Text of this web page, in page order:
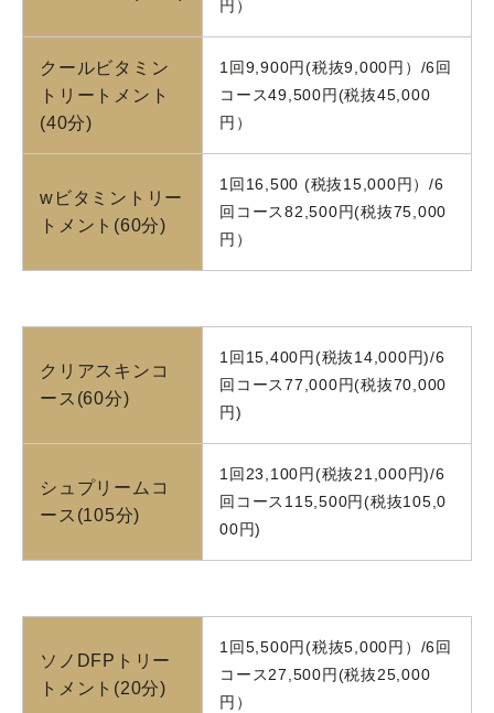
円）
クールビタミン
トリートメント
(40分)
1回9,900円(税抜9,000円）/6回
コース49,500円(税抜45,000
円）
wビタミントリー
トメント(60分)
1回16,500 (税抜15,000円）/6
回コース82,500円(税抜75,000
円）
クリアスキンコ
ース(60分)
1回15,400円(税抜14,000円)/6
回コース77,000円(税抜70,000
円)
シュプリームコ
ース(105分)
1回23,100円(税抜21,000円)/6
回コース115,500円(税抜105,0
00円)
ソノDFPトリー
トメント(20分)
1回5,500円(税抜5,000円）/6回
コース27,500円(税抜25,000
円）